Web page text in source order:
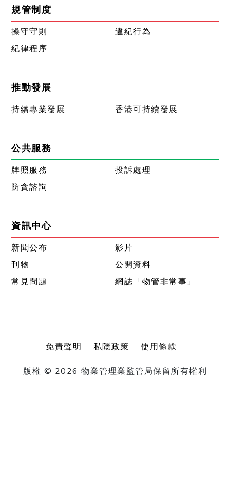
規管制度
操守守則
違紀行為
紀律程序
推動發展
持續專業發展 香港可持續發展
公共服務
牌照服務
投訴處理
防貪諮詢
資訊中心
新聞公布
影片
刊物
公開資料
常見問題
網誌「物管非常事」
免責聲明 私隱政策 使用條款
版權 © 2026 物業管理業監管局保留所有權利